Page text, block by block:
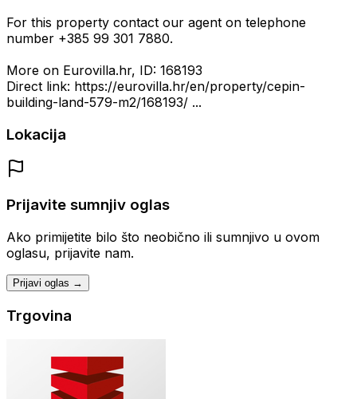
For this property contact our agent on telephone
number +385 99 301 7880.
More on Eurovilla.hr, ID: 168193
Direct link: https://eurovilla.hr/en/property/cepin-
building-land-579-m2/168193/ ...
Lokacija
Prijavite sumnjiv oglas
Ako primijetite bilo što neobično ili sumnjivo u ovom
oglasu, prijavite nam.
Prijavi oglas →
Trgovina